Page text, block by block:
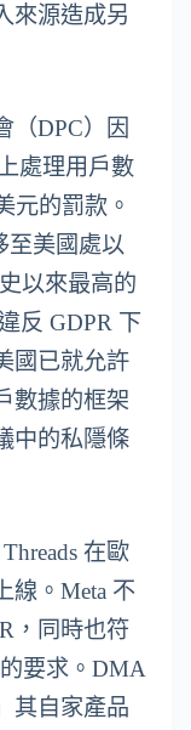
來源造成另
（DPC）因
處理用戶數
元的罰款。
至美國處以
以來最高的
反 GDPR 下
國已就允許
數據的框架
中的私隱條
在歐
線。Meta 不
，同時也符
要求。DMA
其自家產品